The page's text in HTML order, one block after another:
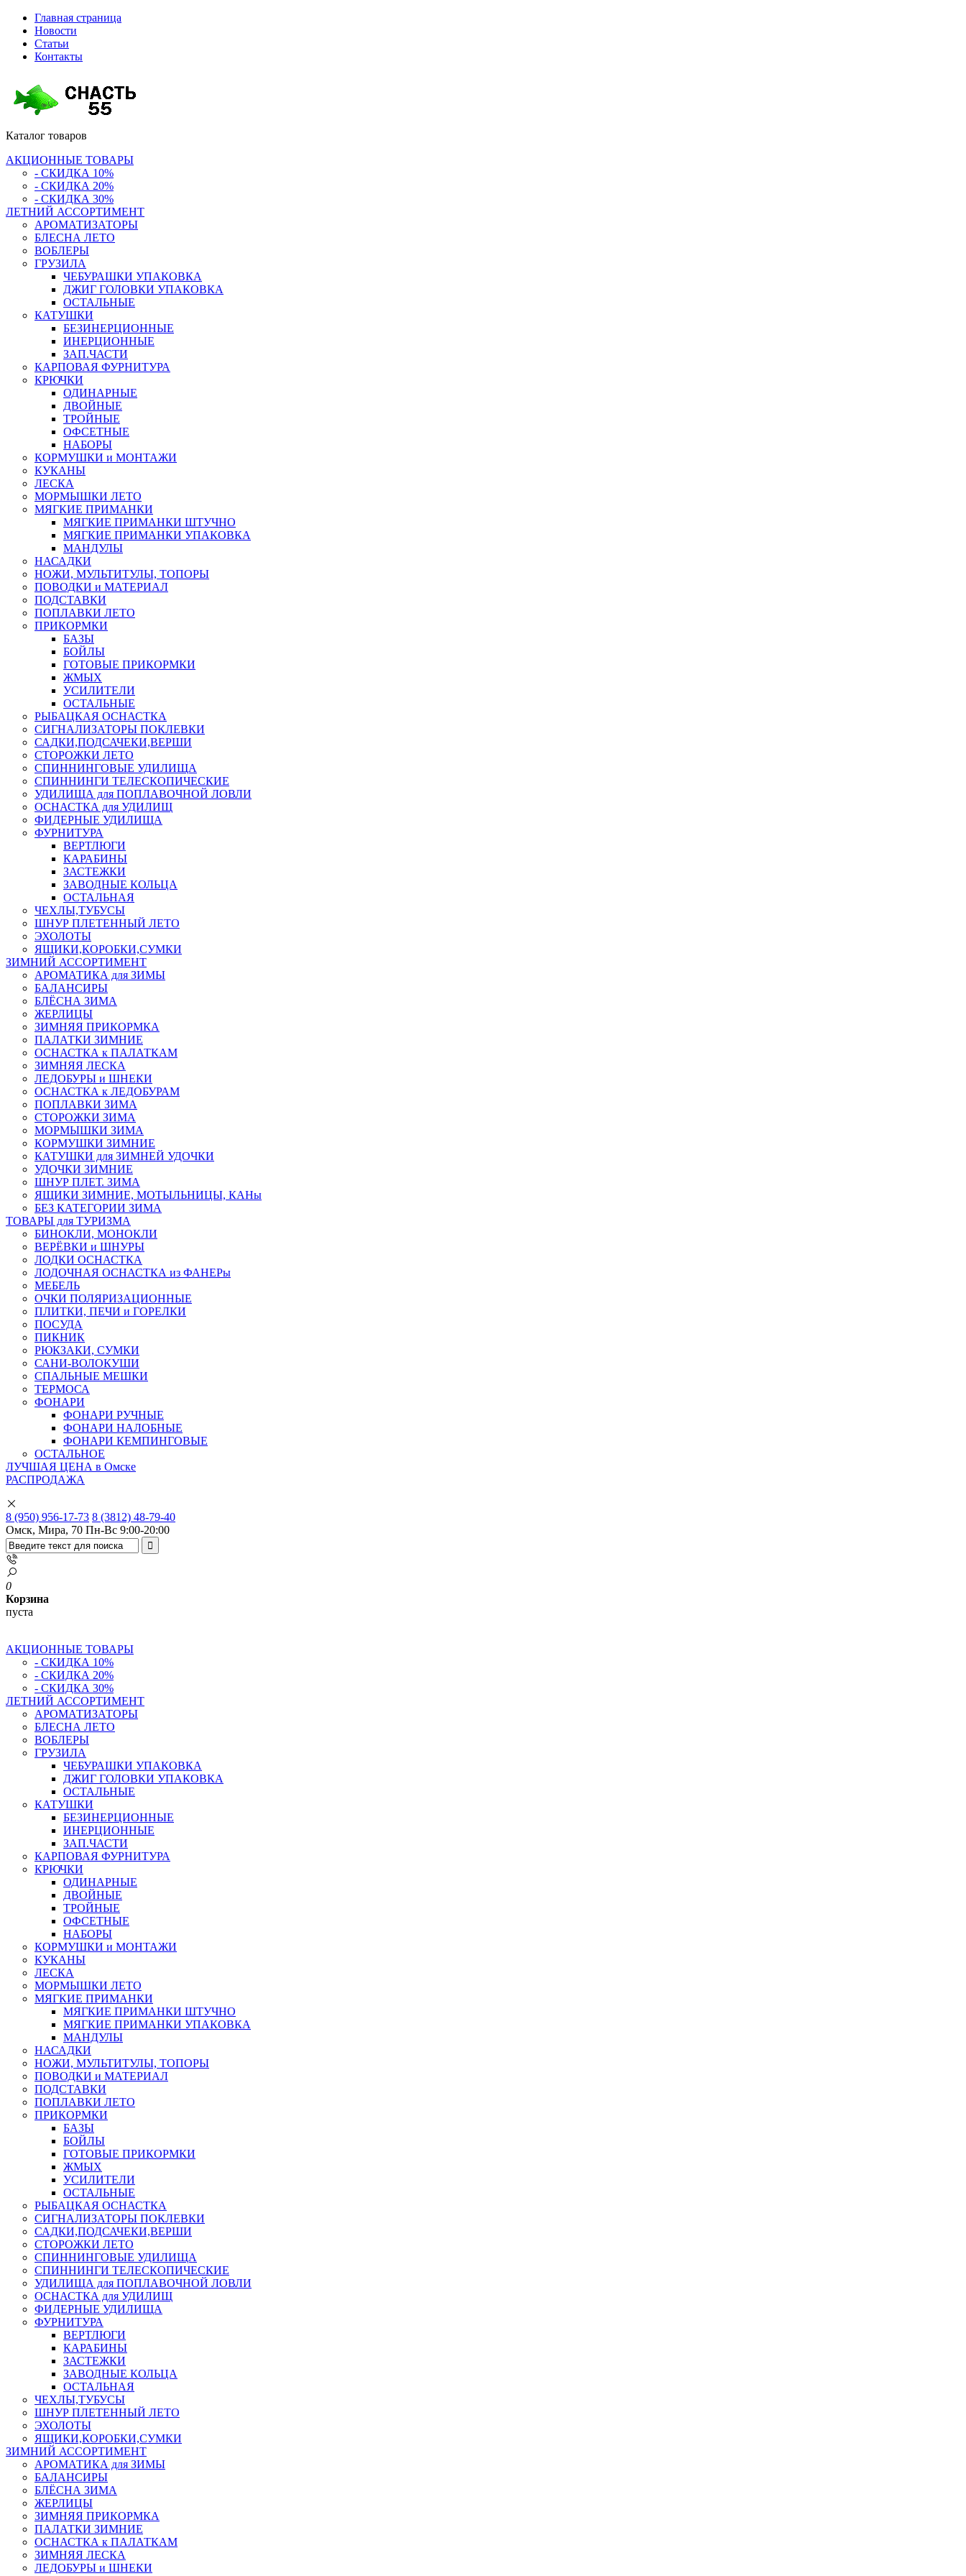
Главная страница
Новости
Статьи
Контакты
Каталог товаров
АКЦИОННЫЕ ТОВАРЫ
- СКИДКА 10%
- СКИДКА 20%
- СКИДКА 30%
ЛЕТНИЙ АССОРТИМЕНТ
АРОМАТИЗАТОРЫ
БЛЕСНА ЛЕТО
ВОБЛЕРЫ
ГРУЗИЛА
ЧЕБУРАШКИ УПАКОВКА
ДЖИГ ГОЛОВКИ УПАКОВКА
ОСТАЛЬНЫЕ
КАТУШКИ
БЕЗИНЕРЦИОННЫЕ
ИНЕРЦИОННЫЕ
ЗАП.ЧАСТИ
КАРПОВАЯ ФУРНИТУРА
КРЮЧКИ
ОДИНАРНЫЕ
ДВОЙНЫЕ
ТРОЙНЫЕ
ОФСЕТНЫЕ
НАБОРЫ
КОРМУШКИ и МОНТАЖИ
КУКАНЫ
ЛЕСКА
МОРМЫШКИ ЛЕТО
МЯГКИЕ ПРИМАНКИ
МЯГКИЕ ПРИМАНКИ ШТУЧНО
МЯГКИЕ ПРИМАНКИ УПАКОВКА
МАНДУЛЫ
НАСАДКИ
НОЖИ, МУЛЬТИТУЛЫ, ТОПОРЫ
ПОВОДКИ и МАТЕРИАЛ
ПОДСТАВКИ
ПОПЛАВКИ ЛЕТО
ПРИКОРМКИ
БАЗЫ
БОЙЛЫ
ГОТОВЫЕ ПРИКОРМКИ
ЖМЫХ
УСИЛИТЕЛИ
ОСТАЛЬНЫЕ
РЫБАЦКАЯ ОСНАСТКА
СИГНАЛИЗАТОРЫ ПОКЛЕВКИ
САДКИ,ПОДСАЧЕКИ,ВЕРШИ
СТОРОЖКИ ЛЕТО
СПИННИНГОВЫЕ УДИЛИЩА
СПИННИНГИ ТЕЛЕСКОПИЧЕСКИЕ
УДИЛИЩА для ПОПЛАВОЧНОЙ ЛОВЛИ
ОСНАСТКА для УДИЛИЩ
ФИДЕРНЫЕ УДИЛИЩА
ФУРНИТУРА
ВЕРТЛЮГИ
КАРАБИНЫ
ЗАСТЕЖКИ
ЗАВОДНЫЕ КОЛЬЦА
ОСТАЛЬНАЯ
ЧЕХЛЫ,ТУБУСЫ
ШНУР ПЛЕТЕННЫЙ ЛЕТО
ЭХОЛОТЫ
ЯЩИКИ,КОРОБКИ,СУМКИ
ЗИМНИЙ АССОРТИМЕНТ
АРОМАТИКА для ЗИМЫ
БАЛАНСИРЫ
БЛЁСНА ЗИМА
ЖЕРЛИЦЫ
ЗИМНЯЯ ПРИКОРМКА
ПАЛАТКИ ЗИМНИЕ
ОСНАСТКА к ПАЛАТКАМ
ЗИМНЯЯ ЛЕСКА
ЛЕДОБУРЫ и ШНЕКИ
ОСНАСТКА к ЛЕДОБУРАМ
ПОПЛАВКИ ЗИМА
СТОРОЖКИ ЗИМА
МОРМЫШКИ ЗИМА
КОРМУШКИ ЗИМНИЕ
КАТУШКИ для ЗИМНЕЙ УДОЧКИ
УДОЧКИ ЗИМНИЕ
ШНУР ПЛЕТ. ЗИМА
ЯЩИКИ ЗИМНИЕ, МОТЫЛЬНИЦЫ, КАНы
БЕЗ КАТЕГОРИИ ЗИМА
ТОВАРЫ для ТУРИЗМА
БИНОКЛИ, МОНОКЛИ
ВЕРЁВКИ и ШНУРЫ
ЛОДКИ ОСНАСТКА
ЛОДОЧНАЯ ОСНАСТКА из ФАНЕРы
МЕБЕЛЬ
ОЧКИ ПОЛЯРИЗАЦИОННЫЕ
ПЛИТКИ, ПЕЧИ и ГОРЕЛКИ
ПОСУДА
ПИКНИК
РЮКЗАКИ, СУМКИ
САНИ-ВОЛОКУШИ
СПАЛЬНЫЕ МЕШКИ
ТЕРМОСА
ФОНАРИ
ФОНАРИ РУЧНЫЕ
ФОНАРИ НАЛОБНЫЕ
ФОНАРИ КЕМПИНГОВЫЕ
ОСТАЛЬНОЕ
ЛУЧШАЯ ЦЕНА в Омске
РАСПРОДАЖА
8 (950) 956-17-73 8 (3812) 48-79-40
Омск, Мира, 70 Пн-Вс 9:00-20:00
0
Корзина
пуста
АКЦИОННЫЕ ТОВАРЫ
- СКИДКА 10%
- СКИДКА 20%
- СКИДКА 30%
ЛЕТНИЙ АССОРТИМЕНТ
АРОМАТИЗАТОРЫ
БЛЕСНА ЛЕТО
ВОБЛЕРЫ
ГРУЗИЛА
ЧЕБУРАШКИ УПАКОВКА
ДЖИГ ГОЛОВКИ УПАКОВКА
ОСТАЛЬНЫЕ
КАТУШКИ
БЕЗИНЕРЦИОННЫЕ
ИНЕРЦИОННЫЕ
ЗАП.ЧАСТИ
КАРПОВАЯ ФУРНИТУРА
КРЮЧКИ
ОДИНАРНЫЕ
ДВОЙНЫЕ
ТРОЙНЫЕ
ОФСЕТНЫЕ
НАБОРЫ
КОРМУШКИ и МОНТАЖИ
КУКАНЫ
ЛЕСКА
МОРМЫШКИ ЛЕТО
МЯГКИЕ ПРИМАНКИ
МЯГКИЕ ПРИМАНКИ ШТУЧНО
МЯГКИЕ ПРИМАНКИ УПАКОВКА
МАНДУЛЫ
НАСАДКИ
НОЖИ, МУЛЬТИТУЛЫ, ТОПОРЫ
ПОВОДКИ и МАТЕРИАЛ
ПОДСТАВКИ
ПОПЛАВКИ ЛЕТО
ПРИКОРМКИ
БАЗЫ
БОЙЛЫ
ГОТОВЫЕ ПРИКОРМКИ
ЖМЫХ
УСИЛИТЕЛИ
ОСТАЛЬНЫЕ
РЫБАЦКАЯ ОСНАСТКА
СИГНАЛИЗАТОРЫ ПОКЛЕВКИ
САДКИ,ПОДСАЧЕКИ,ВЕРШИ
СТОРОЖКИ ЛЕТО
СПИННИНГОВЫЕ УДИЛИЩА
СПИННИНГИ ТЕЛЕСКОПИЧЕСКИЕ
УДИЛИЩА для ПОПЛАВОЧНОЙ ЛОВЛИ
ОСНАСТКА для УДИЛИЩ
ФИДЕРНЫЕ УДИЛИЩА
ФУРНИТУРА
ВЕРТЛЮГИ
КАРАБИНЫ
ЗАСТЕЖКИ
ЗАВОДНЫЕ КОЛЬЦА
ОСТАЛЬНАЯ
ЧЕХЛЫ,ТУБУСЫ
ШНУР ПЛЕТЕННЫЙ ЛЕТО
ЭХОЛОТЫ
ЯЩИКИ,КОРОБКИ,СУМКИ
ЗИМНИЙ АССОРТИМЕНТ
АРОМАТИКА для ЗИМЫ
БАЛАНСИРЫ
БЛЁСНА ЗИМА
ЖЕРЛИЦЫ
ЗИМНЯЯ ПРИКОРМКА
ПАЛАТКИ ЗИМНИЕ
ОСНАСТКА к ПАЛАТКАМ
ЗИМНЯЯ ЛЕСКА
ЛЕДОБУРЫ и ШНЕКИ